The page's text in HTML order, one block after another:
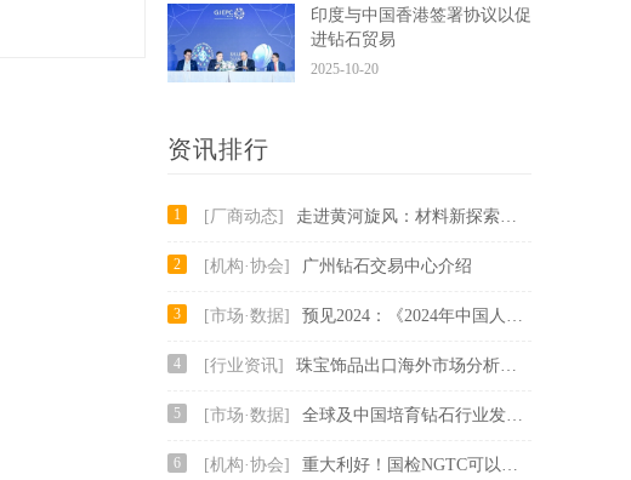
印度与中国香港签署协议以促
进钻石贸易
2025-10-20
资讯排行
1 [厂商动态] 走进黄河旋风：材料新探索，最浪漫的“硬汉
2 [机构·协会] 广州钻石交易中心介绍
3 [市场·数据] 预见2024：《2024年中国人造钻石行业全景图
4 [行业资讯] 珠宝饰品出口海外市场分析，跨境电商有哪些
5 [市场·数据] 全球及中国培育钻石行业发展现状及未来发展
6 [机构·协会] 重大利好！国检NGTC可以开具实验室培育钻石